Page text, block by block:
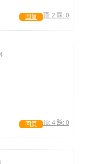
顶: 2 踩: 0
回复
顶: 4 踩: 0
回复